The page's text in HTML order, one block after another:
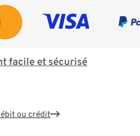
facile et sécurisé
ou crédit